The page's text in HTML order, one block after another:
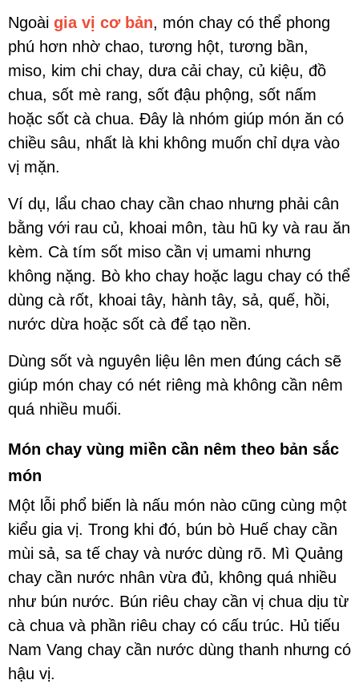
Ngoài gia vị cơ bản, món chay có thể phong
phú hơn nhờ chao, tương hột, tương bần,
miso, kim chi chay, dưa cải chay, củ kiệu, đồ
chua, sốt mè rang, sốt đậu phộng, sốt nấm
hoặc sốt cà chua. Đây là nhóm giúp món ăn có
chiều sâu, nhất là khi không muốn chỉ dựa vào
vị mặn.
Ví dụ, lẩu chao chay cần chao nhưng phải cân
bằng với rau củ, khoai môn, tàu hũ ky và rau ăn
kèm. Cà tím sốt miso cần vị umami nhưng
không nặng. Bò kho chay hoặc lagu chay có thể
dùng cà rốt, khoai tây, hành tây, sả, quế, hồi,
nước dừa hoặc sốt cà để tạo nền.
Dùng sốt và nguyên liệu lên men đúng cách sẽ
giúp món chay có nét riêng mà không cần nêm
quá nhiều muối.
Món chay vùng miền cần nêm theo bản sắc
món
Một lỗi phổ biến là nấu món nào cũng cùng một
kiểu gia vị. Trong khi đó, bún bò Huế chay cần
mùi sả, sa tế chay và nước dùng rõ. Mì Quảng
chay cần nước nhân vừa đủ, không quá nhiều
như bún nước. Bún riêu chay cần vị chua dịu từ
cà chua và phần riêu chay có cấu trúc. Hủ tiếu
Nam Vang chay cần nước dùng thanh nhưng có
hậu vị.